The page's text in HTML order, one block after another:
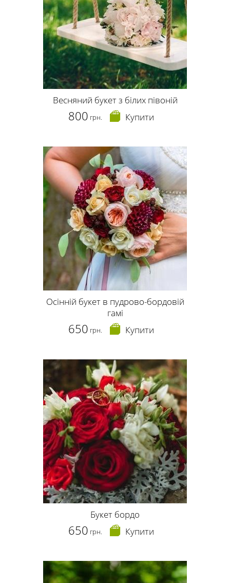
Весняний букет з білих півоній
800 грн. Купити
Осінній букет в пудрово-бордовій
гамі
650 грн. Купити
Букет бордо
650 грн. Купити